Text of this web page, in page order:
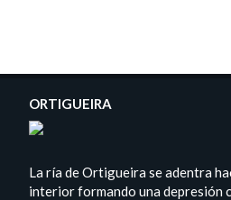
ORTIGUEIRA
La ría de Ortigueira se adentra
interior formando una depresión